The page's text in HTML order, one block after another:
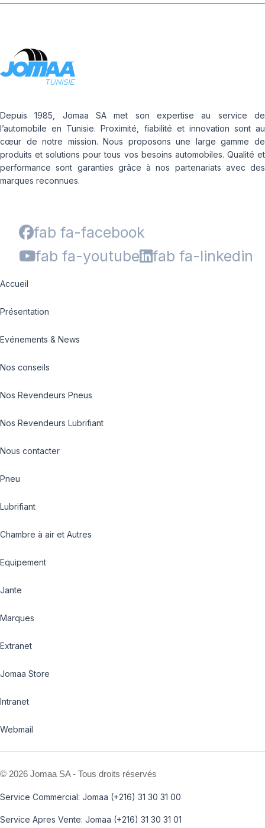
Depuis 1985, Jomaa SA met son expertise au service de
l’automobile en Tunisie. Proximité, fiabilité et innovation sont au
cœur de notre mission. Nous proposons une large gamme de
produits et solutions pour tous vos besoins automobiles. Qualité et
performance sont garanties grâce à nos partenariats avec des
marques reconnues.
fab fa-facebook
fab fa-youtube
fab fa-linkedin
Accueil
Présentation
Evénements & News
Nos conseils
Nos Revendeurs Pneus
Nos Revendeurs Lubrifiant
Nous contacter
Pneu
Lubrifiant
Chambre à air et Autres
Equipement
Jante
Marques
Extranet
Jomaa Store
Intranet
Webmail
© 2026 Jomaa SA - Tous droits réservés
Service Commercial: Jomaa (+216) 31 30 31 00
Service Apres Vente: Jomaa (+216) 31 30 31 01